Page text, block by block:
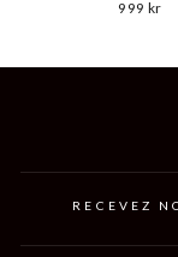
999 kr
RECEVEZ